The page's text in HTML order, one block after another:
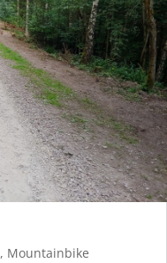
, Mountainbike